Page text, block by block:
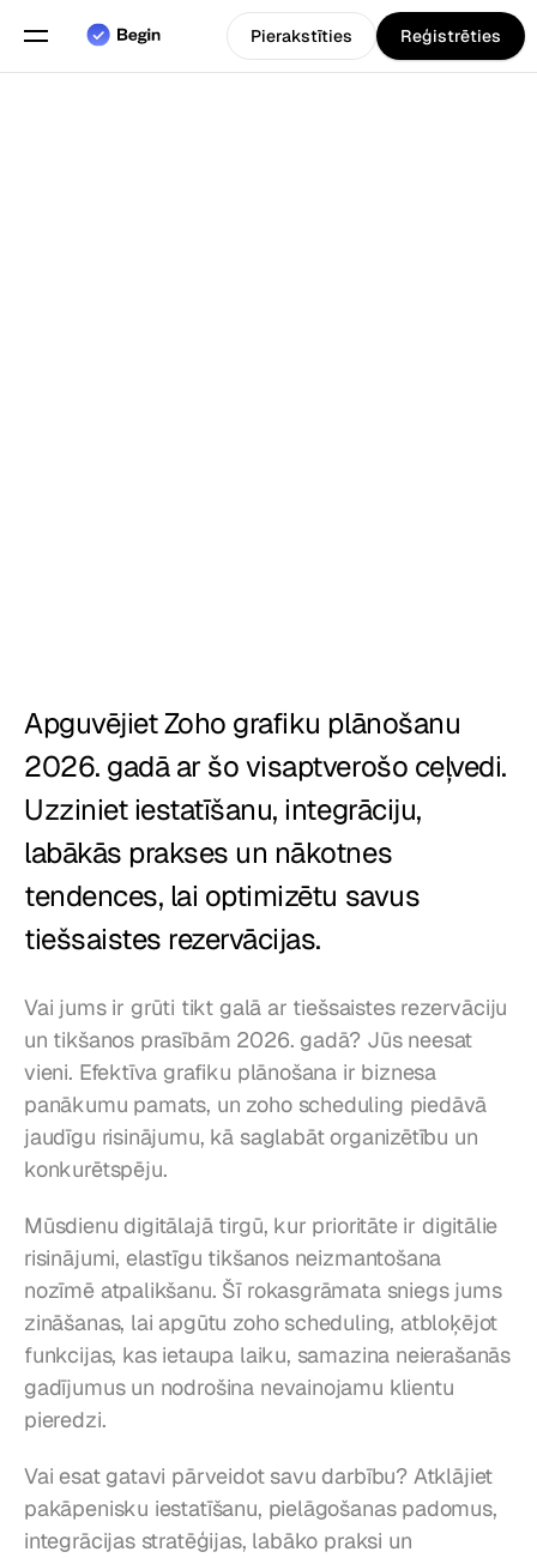
Ēdināšana
Cenas
Pierakstīties Reģistrēties
Apguvējiet Zoho grafiku plānošanu
2026. gadā ar šo visaptverošo ceļvedi.
Uzziniet iestatīšanu, integrāciju,
labākās prakses un nākotnes
tendences, lai optimizētu savus
tiešsaistes rezervācijas.
Vai jums ir grūti tikt galā ar tiešsaistes rezervāciju
un tikšanos prasībām 2026. gadā? Jūs neesat
vieni. Efektīva grafiku plānošana ir biznesa
panākumu pamats, un zoho scheduling piedāvā
jaudīgu risinājumu, kā saglabāt organizētību un
konkurētspēju.
Mūsdienu digitālajā tirgū, kur prioritāte ir digitālie
risinājumi, elastīgu tikšanos neizmantošana
nozīmē atpalikšanu. Šī rokasgrāmata sniegs jums
zināšanas, lai apgūtu zoho scheduling, atbloķējot
funkcijas, kas ietaupa laiku, samazina neierašanās
gadījumus un nodrošina nevainojamu klientu
pieredzi.
Vai esat gatavi pārveidot savu darbību? Atklājiet
pakāpenisku iestatīšanu, pielāgošanas padomus,
integrācijas stratēģijas, labāko praksi un